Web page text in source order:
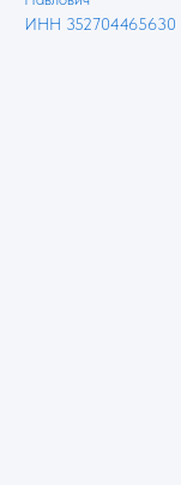
ИНН 352704465630